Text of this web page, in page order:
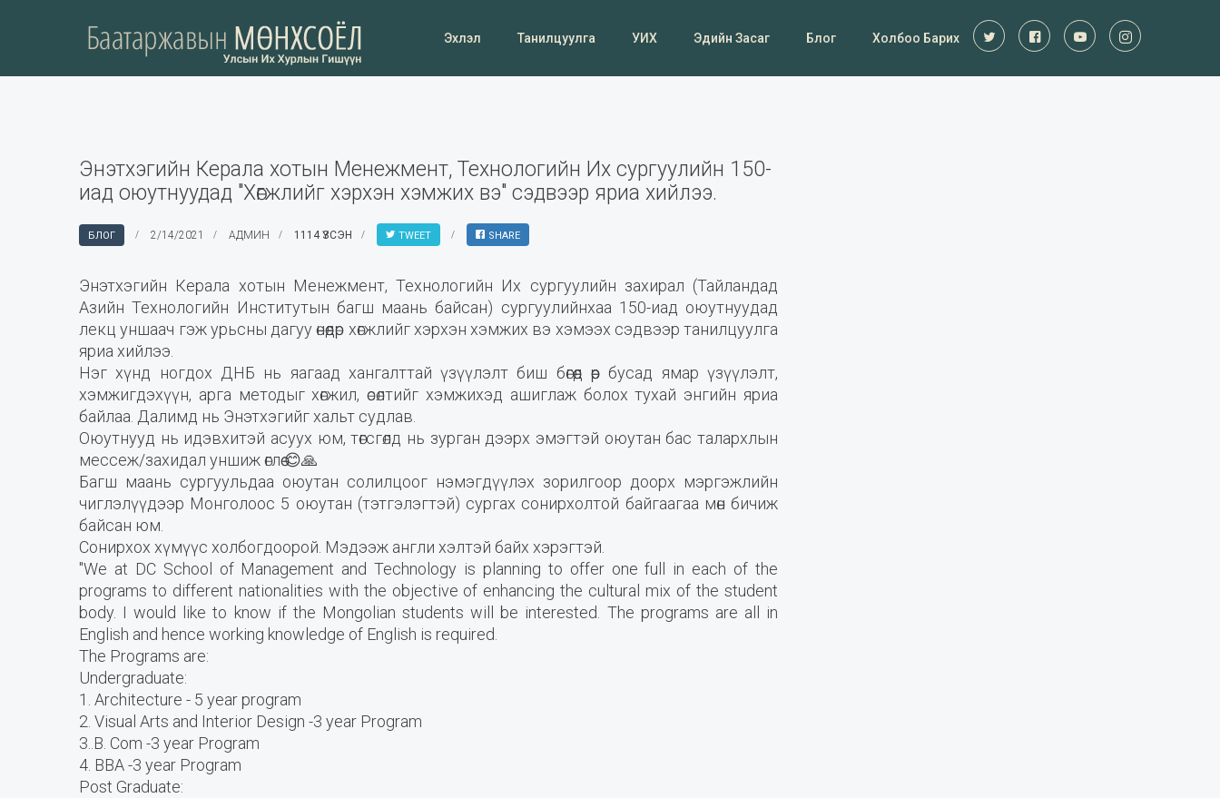
Эхлэл Танилцуулга УИХ Эдийн Засаг Блог Холбоо Барих
Энэтхэгийн Керала хотын Менежмент, Технологийн Их сургуулийн 150-
иад оюутнуудад "Хөгжлийг хэрхэн хэмжих вэ" сэдвээр яриа хийлээ.
БЛОГ 2/14/2021 АДМИН 1114 ҮЗСЭН TWEET SHARE
Энэтхэгийн Керала хотын Менежмент, Технологийн Их сургуулийн захирал (Тайландад
Азийн Технологийн Институтын багш маань байсан) сургуулийнхаа 150-иад оюутнуудад
лекц уншаач гэж урьсны дагуу өнөөдөр хөгжлийг хэрхэн хэмжих вэ хэмээх сэдвээр танилцуулга
яриа хийлээ.
Нэг хүнд ногдох ДНБ нь яагаад хангалттай үзүүлэлт биш бөгөөд өөр бусад ямар үзүүлэлт,
хэмжигдэхүүн, арга методыг хөгжил, өсөлтийг хэмжихэд ашиглаж болох тухай энгийн яриа
байлаа. Далимд нь Энэтхэгийг хальт судлав.
Оюутнууд нь идэвхитэй асуух юм, төгсгөлд нь зурган дээрх эмэгтэй оюутан бас талархлын
мессеж/захидал уншиж өглөө 😊🙏
Багш маань сургуульдаа оюутан солилцоог нэмэгдүүлэх зорилгоор доорх мэргэжлийн
чиглэлүүдээр Монголоос 5 оюутан (тэтгэлэгтэй) сургах сонирхолтой байгаагаа мөн бичиж
байсан юм.
Сонирхох хүмүүс холбогдоорой. Мэдээж англи хэлтэй байх хэрэгтэй.
"We at DC School of Management and Technology is planning to offer one full in each of the
programs to different nationalities with the objective of enhancing the cultural mix of the student
body. I would like to know if the Mongolian students will be interested. The programs are all in
English and hence working knowledge of English is required.
The Programs are:
Undergraduate:
1. Architecture - 5 year program
2. Visual Arts and Interior Design -3 year Program
3..B. Com -3 year Program
4. BBA -3 year Program
Post Graduate: